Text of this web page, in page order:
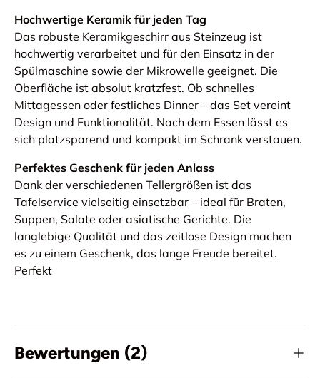
Hochwertige Keramik für jeden Tag
Das robuste Keramikgeschirr aus Steinzeug ist
hochwertig verarbeitet und für den Einsatz in der
Spülmaschine sowie der Mikrowelle geeignet. Die
Oberfläche ist absolut kratzfest. Ob schnelles
Mittagessen oder festliches Dinner – das Set vereint
Design und Funktionalität. Nach dem Essen lässt es
sich platzsparend und kompakt im Schrank verstauen.
Perfektes Geschenk für jeden Anlass
Dank der verschiedenen Tellergrößen ist das
Tafelservice vielseitig einsetzbar – ideal für Braten,
Suppen, Salate oder asiatische Gerichte. Die
langlebige Qualität und das zeitlose Design machen
es zu einem Geschenk, das lange Freude bereitet.
Perfekt
Bewertungen (2)